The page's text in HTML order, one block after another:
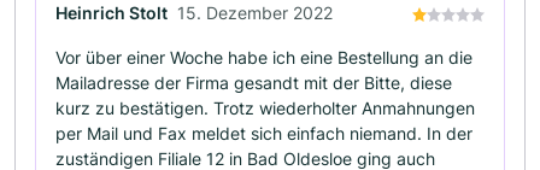
Heinrich Stolt 15. Dezember 2022
Vor über einer Woche habe ich eine Bestellung an die
Mailadresse der Firma gesandt mit der Bitte, diese
kurz zu bestätigen. Trotz wiederholter Anmahnungen
per Mail und Fax meldet sich einfach niemand. In der
zuständigen Filiale 12 in Bad Oldesloe ging auch